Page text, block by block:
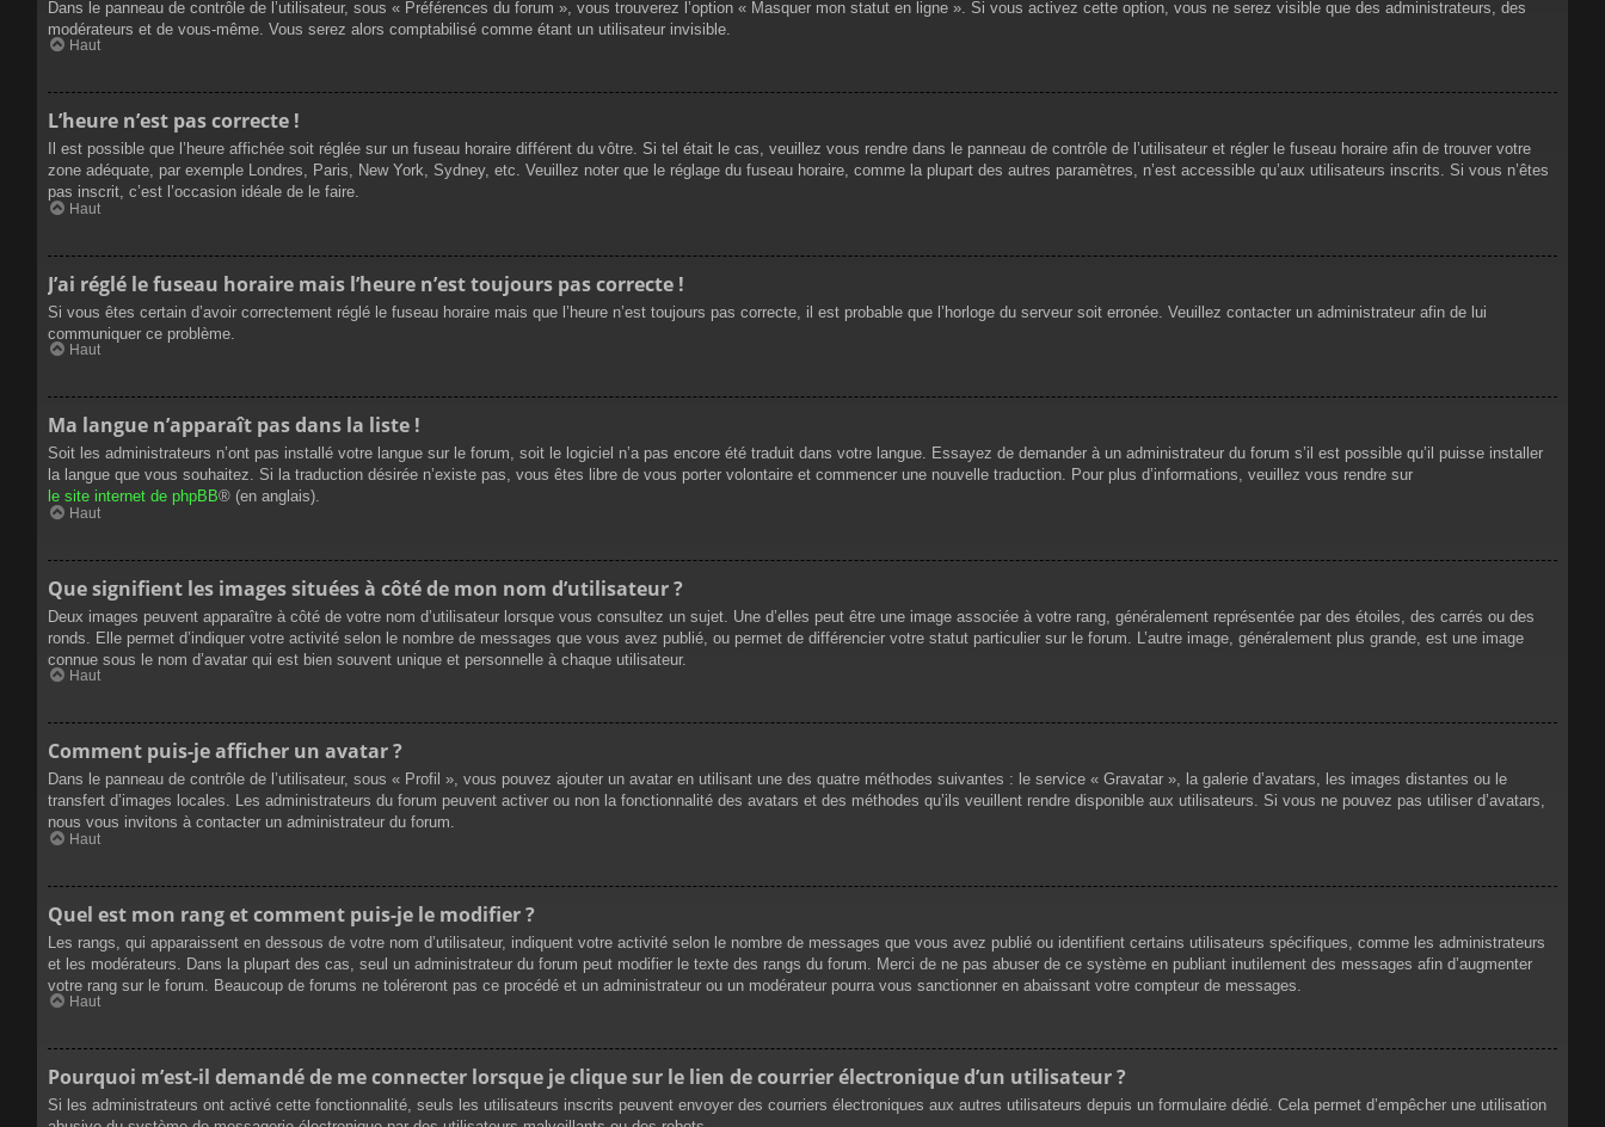
Dans le panneau de contrôle de l’utilisateur, sous « Préférences du forum », vous trouverez l’option « Masquer mon statut en ligne ». Si vous activez cette option, vous ne serez visible que des administrateurs, des
modérateurs et de vous-même. Vous serez alors comptabilisé comme étant un utilisateur invisible.
Haut
L’heure n’est pas correcte !
Il est possible que l’heure affichée soit réglée sur un fuseau horaire différent du vôtre. Si tel était le cas, veuillez vous rendre dans le panneau de contrôle de l’utilisateur et régler le fuseau horaire afin de trouver votre
zone adéquate, par exemple Londres, Paris, New York, Sydney, etc. Veuillez noter que le réglage du fuseau horaire, comme la plupart des autres paramètres, n’est accessible qu’aux utilisateurs inscrits. Si vous n’êtes
pas inscrit, c’est l’occasion idéale de le faire.
Haut
J’ai réglé le fuseau horaire mais l’heure n’est toujours pas correcte !
Si vous êtes certain d’avoir correctement réglé le fuseau horaire mais que l’heure n’est toujours pas correcte, il est probable que l’horloge du serveur soit erronée. Veuillez contacter un administrateur afin de lui
communiquer ce problème.
Haut
Ma langue n’apparaît pas dans la liste !
Soit les administrateurs n’ont pas installé votre langue sur le forum, soit le logiciel n’a pas encore été traduit dans votre langue. Essayez de demander à un administrateur du forum s’il est possible qu’il puisse installer
la langue que vous souhaitez. Si la traduction désirée n’existe pas, vous êtes libre de vous porter volontaire et commencer une nouvelle traduction. Pour plus d’informations, veuillez vous rendre sur
le site internet de phpBB® (en anglais).
Haut
Que signifient les images situées à côté de mon nom d’utilisateur ?
Deux images peuvent apparaître à côté de votre nom d’utilisateur lorsque vous consultez un sujet. Une d’elles peut être une image associée à votre rang, généralement représentée par des étoiles, des carrés ou des
ronds. Elle permet d’indiquer votre activité selon le nombre de messages que vous avez publié, ou permet de différencier votre statut particulier sur le forum. L’autre image, généralement plus grande, est une image
connue sous le nom d’avatar qui est bien souvent unique et personnelle à chaque utilisateur.
Haut
Comment puis-je afficher un avatar ?
Dans le panneau de contrôle de l’utilisateur, sous « Profil », vous pouvez ajouter un avatar en utilisant une des quatre méthodes suivantes : le service « Gravatar », la galerie d’avatars, les images distantes ou le
transfert d’images locales. Les administrateurs du forum peuvent activer ou non la fonctionnalité des avatars et des méthodes qu’ils veuillent rendre disponible aux utilisateurs. Si vous ne pouvez pas utiliser d’avatars,
nous vous invitons à contacter un administrateur du forum.
Haut
Quel est mon rang et comment puis-je le modifier ?
Les rangs, qui apparaissent en dessous de votre nom d’utilisateur, indiquent votre activité selon le nombre de messages que vous avez publié ou identifient certains utilisateurs spécifiques, comme les administrateurs
et les modérateurs. Dans la plupart des cas, seul un administrateur du forum peut modifier le texte des rangs du forum. Merci de ne pas abuser de ce système en publiant inutilement des messages afin d’augmenter
votre rang sur le forum. Beaucoup de forums ne toléreront pas ce procédé et un administrateur ou un modérateur pourra vous sanctionner en abaissant votre compteur de messages.
Haut
Pourquoi m’est-il demandé de me connecter lorsque je clique sur le lien de courrier électronique d’un utilisateur ?
Si les administrateurs ont activé cette fonctionnalité, seuls les utilisateurs inscrits peuvent envoyer des courriers électroniques aux autres utilisateurs depuis un formulaire dédié. Cela permet d’empêcher une utilisation